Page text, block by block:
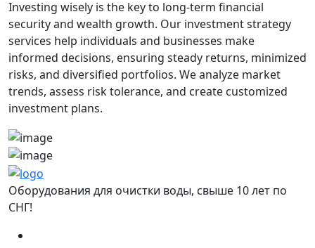
Investing wisely is the key to long-term financial
security and wealth growth. Our investment strategy
services help individuals and businesses make
informed decisions, ensuring steady returns, minimized
risks, and diversified portfolios. We analyze market
trends, assess risk tolerance, and create customized
investment plans.
Оборудования для очистки воды, свыше 10 лет по
СНГ!